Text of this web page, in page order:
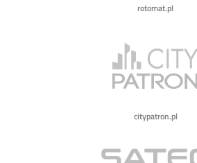
rotomat.pl
citypatron.pl